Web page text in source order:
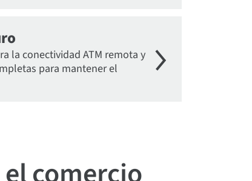
la conectividad ATM remota y
para mantener el